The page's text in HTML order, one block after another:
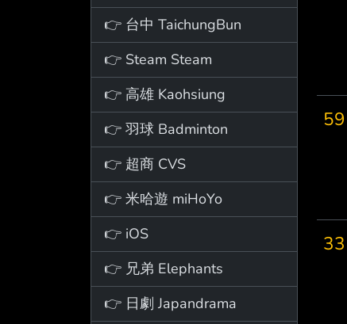
👉 台中 TaichungBun
👉 Steam Steam
👉 高雄 Kaohsiung
👉 羽球 Badminton
👉 超商 CVS
👉 米哈遊 miHoYo
👉 iOS
👉 兄弟 Elephants
👉 日劇 Japandrama
59
33